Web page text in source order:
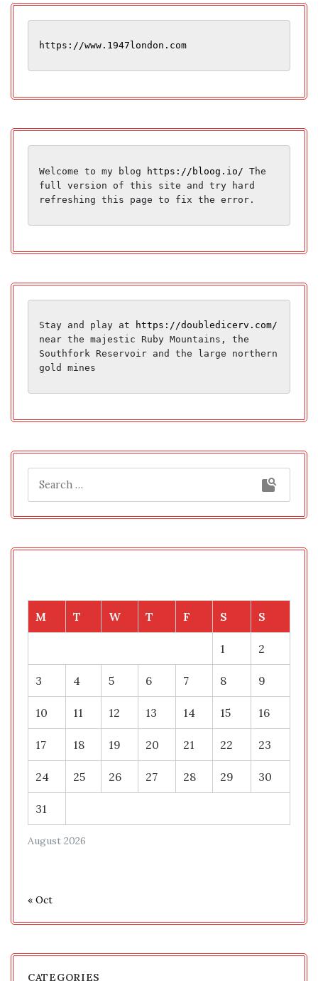
https://www.1947london.com
Welcome to my blog https://bloog.io/ The
full version of this site and try hard
refreshing this page to fix the error.
Stay and play at
https://doubledicerv.com/
near the majestic Ruby Mountains, the
Southfork Reservoir and the large northern
gold mines
August 2026
M T W T F S S
1 2
3 4 5 6 7 8 9
10 11 12 13 14 15 16
17 18 19 20 21 22 23
24 25 26 27 28 29 30
31
« Oct
CATEGORIES